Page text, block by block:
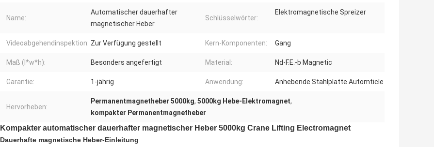
Name:
Automatischer dauerhafter
magnetischer Heber
Schlüsselwörter:
Elektromagnetische Spreizer
Videoabgehendinspektion: Zur Verfügung gestellt Kern-Komponenten: Gang
Maß (l*w*h): Besonders angefertigt Material: Nd-F.E.-b Magnetic
Garantie: 1-jährig Anwendung: Anhebende Stahlplatte Automticle
Hervorheben:
Permanentmagnetheber 5000kg, 5000kg Hebe-Elektromagnet,
kompakter Permanentmagnetheber
Kompakter automatischer dauerhafter magnetischer Heber 5000kg Crane Lifting Electromagnet
Dauerhafte magnetische Heber-Einleitung